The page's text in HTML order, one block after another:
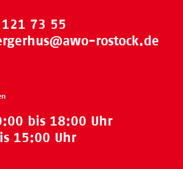
73 55
rostock.de
bis 18:00 Uhr
15:00 Uhr